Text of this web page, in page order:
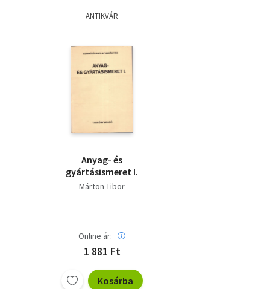
ANTIKVÁR
Anyag- és
gyártásismeret I.
Márton Tibor
Online ár:
1 881 Ft
Kosárba